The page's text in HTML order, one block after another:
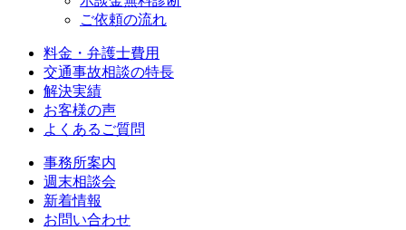
ご依頼の流れ
料金・弁護士費用
交通事故相談の特長
解決実績
お客様の声
よくあるご質問
事務所案内
週末相談会
新着情報
お問い合わせ